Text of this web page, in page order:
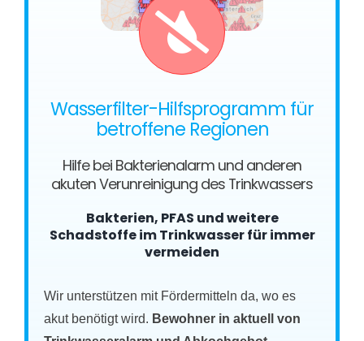
Wasserfilter-Hilfsprogramm für
betroffene Regionen
Hilfe bei Bakterienalarm und anderen
akuten Verunreinigung des Trinkwassers
Bakterien, PFAS und weitere
Schadstoffe im Trinkwasser für immer
vermeiden
Wir unterstützen mit Fördermitteln da, wo es
akut benötigt wird. Bewohner in aktuell von